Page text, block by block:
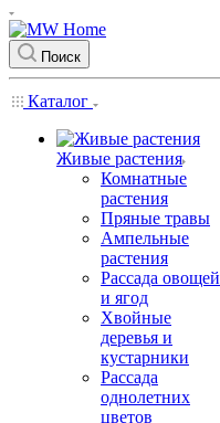
Поиск
Каталог
Живые растения
Комнатные
растения
Пряные травы
Ампельные
растения
Рассада овощей
и ягод
Хвойные
деревья и
кустарники
Рассада
однолетних
цветов